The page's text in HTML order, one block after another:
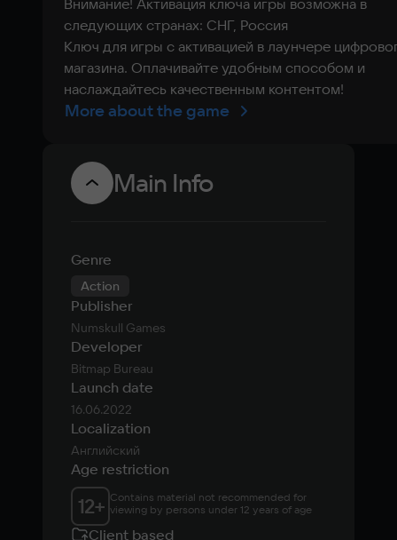
Внимание! Активация ключа игры возможна в
следующих странах: СНГ, Россия
Ключ для игры с активацией в лаунчере
магазина. Оплачивайте удобным способом и
наслаждайтесь качественным контентом!
More about the game
Main Info
Genre
Action
Publisher
Numskull Games
Developer
Bitmap Bureau
Launch date
16.06.2022
Localization
Английский
Age restriction
12+ Contains material not recommended for
viewing by persons under 12 years of age
Client based